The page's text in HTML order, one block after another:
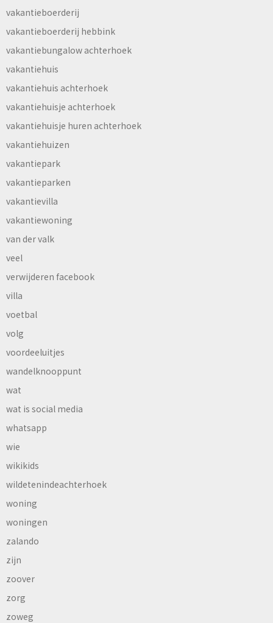
vakantieboerderij
vakantieboerderij hebbink
vakantiebungalow achterhoek
vakantiehuis
vakantiehuis achterhoek
vakantiehuisje achterhoek
vakantiehuisje huren achterhoek
vakantiehuizen
vakantiepark
vakantieparken
vakantievilla
vakantiewoning
van der valk
veel
verwijderen facebook
villa
voetbal
volg
voordeeluitjes
wandelknooppunt
wat
wat is social media
whatsapp
wie
wikikids
wildetenindeachterhoek
woning
woningen
zalando
zijn
zoover
zorg
zoweg